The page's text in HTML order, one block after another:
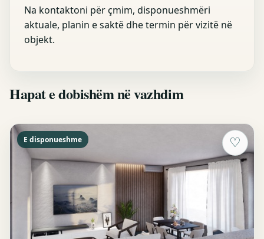
Na kontaktoni për çmim, disponueshmëri
aktuale, planin e saktë dhe termin për vizitë në
objekt.
Hapat e dobishëm në vazhdim
♡
E disponueshme